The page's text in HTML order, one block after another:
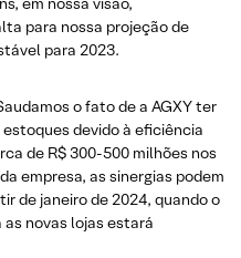
para nossa projeção de
para 2023.
o fato de a AGXY ter
devido à eficiência
de R$ 300-500 milhões nos
empresa, as sinergias podem
de janeiro de 2024, quando o
novas lojas estará